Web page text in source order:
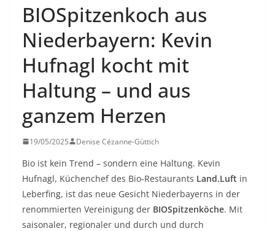
BIOSpitzenkoch aus
Niederbayern: Kevin
Hufnagl kocht mit
Haltung – und aus
ganzem Herzen
19/05/2025 Denise Cézanne-Güttich
Bio ist kein Trend – sondern eine Haltung. Kevin
Hufnagl, Küchenchef des Bio-Restaurants Land.Luft in
Leberfing, ist das neue Gesicht Niederbayerns in der
renommierten Vereinigung der BIOSpitzenköche. Mit
saisonaler, regionaler und durch und durch